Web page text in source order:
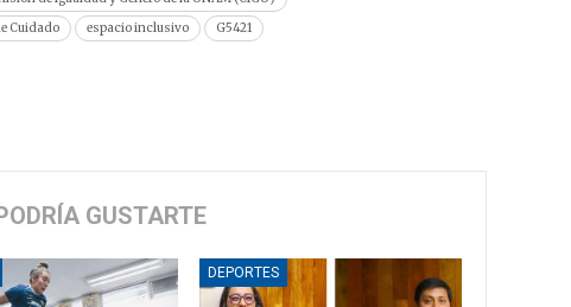
Cuidado espacio inclusivo G5421
GUSTARTE
DEPORTES